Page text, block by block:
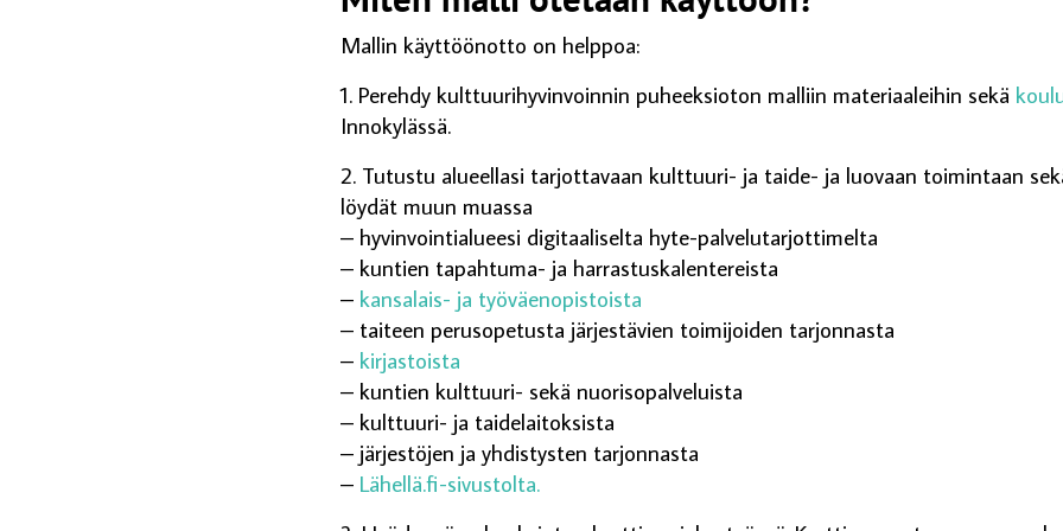
Mallin käyttöönotto on helppoa:
1. Perehdy kulttuurihyvinvoinnin puheeksioton malliin materiaaleihin sekä
Innokylässä.
2. Tutustu alueellasi tarjottavaan kulttuuri- ja taide- ja luovaan toimintaan
löydät muun muassa
– hyvinvointialueesi digitaaliselta hyte-palvelutarjottimelta
– kuntien tapahtuma- ja harrastuskalentereista
– kansalais- ja työväenopistoista
– taiteen perusopetusta järjestävien toimijoiden tarjonnasta
– kirjastoista
– kuntien kulttuuri- sekä nuorisopalveluista
– kulttuuri- ja taidelaitoksista
– järjestöjen ja yhdistysten tarjonnasta
– Lähellä.fi-sivustolta.